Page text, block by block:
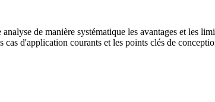
de manière systématique les avantages et les
d'application courants et les points clés de